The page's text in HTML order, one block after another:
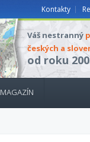
Kontakty
Váš nestranný
českých a
od roku
MAGAZÍN